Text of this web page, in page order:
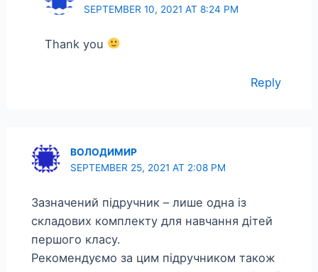
SEPTEMBER 10, 2021 AT 8:24 PM
Thank you
Reply
ВОЛОДИМИР
SEPTEMBER 25, 2021 AT 2:08 PM
Зазначений підручник – лише одна із
складових комплекту для навчання дітей
першого класу.
Рекомендуємо за цим підручником також